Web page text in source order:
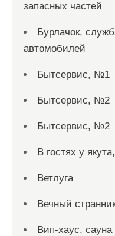
запасных частей
Бурлачок,
автомобилей
Бытсервис, №1
Бытсервис, №2
Бытсервис, №2
В гостях у
Ветлуга
Вечный
Вип-хаус, сауна